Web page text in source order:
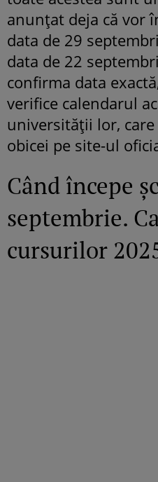
anunțat deja că vor
data de 29
data de 22
confirma data
verifice calendarul
universității lor,
obicei pe site-ul
Când începe
septembrie.
cursurilor